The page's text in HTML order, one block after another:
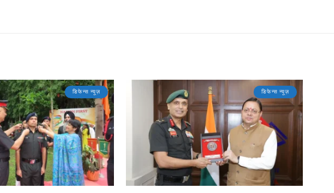
डिफेन्स न्यूज़ डिफेन्स न्यूज़